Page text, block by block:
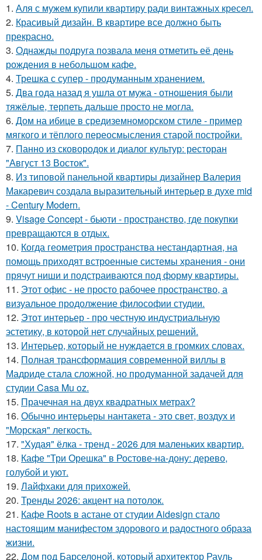
1. Аля с мужем купили квартиру ради винтажных кресел.
2. Красивый дизайн. В квартире все должно быть
прекрасно.
3. Однажды подруга позвала меня отметить её день
рождения в небольшом кафе.
4. Трешка с супер - продуманным хранением.
5. Два года назад я ушла от мужа - отношения были
тяжёлые, терпеть дальше просто не могла.
6. Дом на ибице в средиземноморском стиле - пример
мягкого и тёплого переосмысления старой постройки.
7. Панно из сковородок и диалог культур: ресторан
"Август 13 Восток".
8. Из типовой панельной квартиры дизайнер Валерия
Макаревич создала выразительный интерьер в духе mid
- Century Modern.
9. Visage Concept - бьюти - пространство, где покупки
превращаются в отдых.
10. Когда геометрия пространства нестандартная, на
помощь приходят встроенные системы хранения - они
прячут ниши и подстраиваются под форму квартиры.
11. Этот офис - не просто рабочее пространство, а
визуальное продолжение философии студии.
12. Этот интерьер - про честную индустриальную
эстетику, в которой нет случайных решений.
13. Интерьер, который не нуждается в громких словах.
14. Полная трансформация современной виллы в
Мадриде стала сложной, но продуманной задачей для
студии Casa Mu oz.
15. Прачечная на двух квадратных метрах?
16. Обычно интерьеры нантакета - это свет, воздух и
"Морская" легкость.
17. "Худая" ёлка - тренд - 2026 для маленьких квартир.
18. Кафе "Три Орешка" в Ростове-на-дону: дерево,
голубой и уют.
19. Лайфхаки для прихожей.
20. Тренды 2026: акцент на потолок.
21. Кафе Roots в астане от студии Aidesign стало
настоящим манифестом здорового и радостного образа
жизни.
22. Дом под Барселоной, который архитектор Рауль